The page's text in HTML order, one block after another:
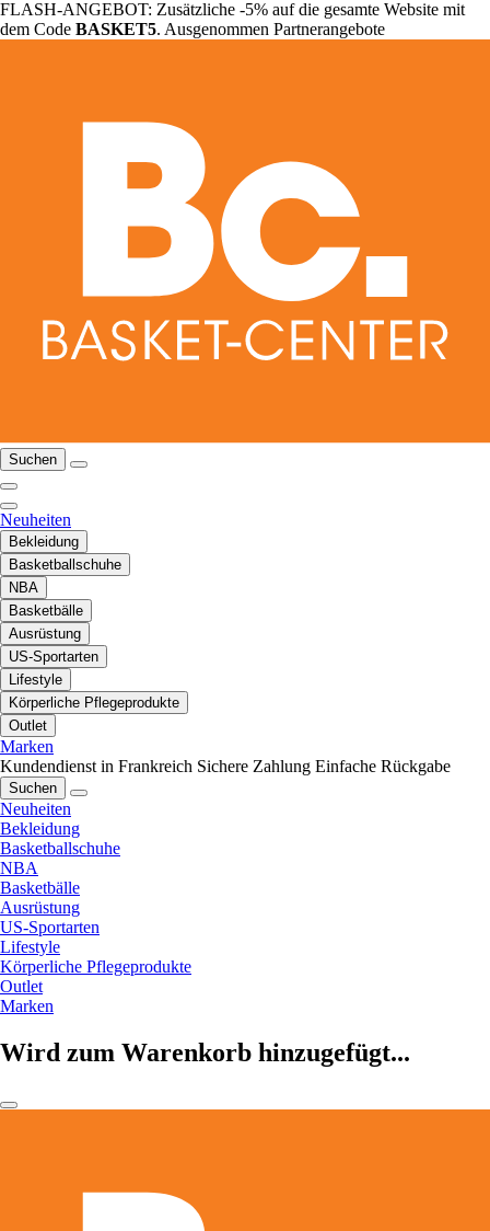
FLASH-ANGEBOT: Zusätzliche -5% auf die gesamte Website mit
dem Code BASKET5. Ausgenommen Partnerangebote
Suchen
Neuheiten
Bekleidung
Basketballschuhe
NBA
Basketbälle
Ausrüstung
US-Sportarten
Lifestyle
Körperliche Pflegeprodukte
Outlet
Marken
Kundendienst in Frankreich Sichere Zahlung Einfache Rückgabe
Suchen
Neuheiten
Bekleidung
Basketballschuhe
NBA
Basketbälle
Ausrüstung
US-Sportarten
Lifestyle
Körperliche Pflegeprodukte
Outlet
Marken
Wird zum Warenkorb hinzugefügt...